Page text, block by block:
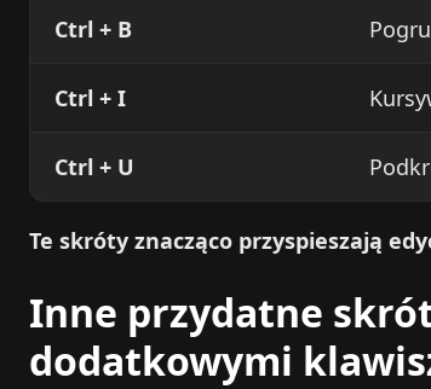
Ctrl + B
Ctrl + I
Ctrl + U
Te skróty znacząco przyspieszają
Inne przydatne
dodatkowymi